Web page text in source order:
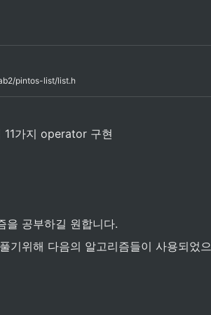
pintos-list/list.h
11가지 operator 구현
을 공부하길 원합니다.
기위해 다음의 알고리즘들이 사용되었